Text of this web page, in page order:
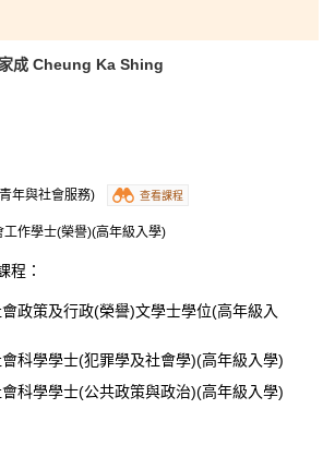
獲得好成績，順利升上大學修讀心儀
書院的學生發展資源中心的輔導主任為
的建議，讓我有充足準備於入學面試
兩年大專生活因著各位朋友及導師們
成 Cheung Ka Shing
年與社會服務)
查看課程
作學士(榮譽)(高年級入學)
程：
政策及行政(榮譽)文學士學位(高年級入
科學學士(犯罪學及社會學)(高年級入學)
科學學士(公共政策與政治)(高年級入學)